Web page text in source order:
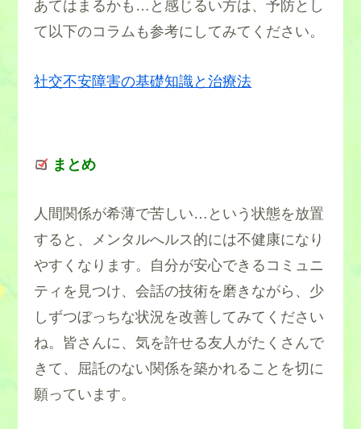
あてはまるかも…と感じるい方は、予防とし
て以下のコラムも参考にしてみてください。
社交不安障害の基礎知識と治療法
まとめ
人間関係が希薄で苦しい…という状態を放置
すると、メンタルへルス的には不健康になり
やすくなります。自分が安心できるコミュニ
ティを見つけ、会話の技術を磨きながら、少
しずつぼっちな状況を改善してみてください
ね。皆さんに、気を許せる友人がたくさんで
きて、屈託のない関係を築かれることを切に
願っています。